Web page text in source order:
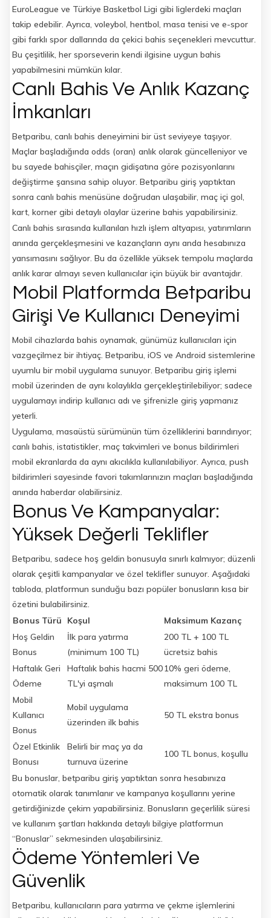
EuroLeague ve Türkiye Basketbol Ligi gibi liglerdeki maçları
takip edebilir. Ayrıca, voleybol, hentbol, masa tenisi ve e-spor
gibi farklı spor dallarında da çekici bahis seçenekleri mevcuttur.
Bu çeşitlilik, her sporseverin kendi ilgisine uygun bahis
yapabilmesini mümkün kılar.
Canlı Bahis Ve Anlık Kazanç
İmkanları
Betparibu, canlı bahis deneyimini bir üst seviyeye taşıyor.
Maçlar başladığında odds (oran) anlık olarak güncelleniyor ve
bu sayede bahisçiler, maçın gidişatına göre pozisyonlarını
değiştirme şansına sahip oluyor. Betparibu giriş yaptıktan
sonra canlı bahis menüsüne doğrudan ulaşabilir, maç içi gol,
kart, korner gibi detaylı olaylar üzerine bahis yapabilirsiniz.
Canlı bahis sırasında kullanılan hızlı işlem altyapısı, yatırımların
anında gerçekleşmesini ve kazançların aynı anda hesabınıza
yansımasını sağlıyor. Bu da özellikle yüksek tempolu maçlarda
anlık karar almayı seven kullanıcılar için büyük bir avantajdır.
Mobil Platformda Betparibu
Girişi Ve Kullanıcı Deneyimi
Mobil cihazlarda bahis oynamak, günümüz kullanıcıları için
vazgeçilmez bir ihtiyaç. Betparibu, iOS ve Android sistemlerine
uyumlu bir mobil uygulama sunuyor. Betparibu giriş işlemi
mobil üzerinden de aynı kolaylıkla gerçekleştirilebiliyor; sadece
uygulamayı indirip kullanıcı adı ve şifrenizle giriş yapmanız
yeterli.
Uygulama, masaüstü sürümünün tüm özelliklerini barındırıyor;
canlı bahis, istatistikler, maç takvimleri ve bonus bildirimleri
mobil ekranlarda da aynı akıcılıkla kullanılabiliyor. Ayrıca, push
bildirimleri sayesinde favori takımlarınızın maçları başladığında
anında haberdar olabilirsiniz.
Bonus Ve Kampanyalar:
Yüksek Değerli Teklifler
Betparibu, sadece hoş geldin bonusuyla sınırlı kalmıyor; düzenli
olarak çeşitli kampanyalar ve özel teklifler sunuyor. Aşağıdaki
tabloda, platformun sunduğu bazı popüler bonusların kısa bir
özetini bulabilirsiniz.
Bonus Türü
Koşul
Maksimum Kazanç
Hoş Geldin
Bonus
İlk para yatırma
(minimum 100 TL)
200 TL + 100 TL
ücretsiz bahis
Haftalık Geri
Ödeme
Haftalık bahis hacmi 500
TL'yi aşmalı
10% geri ödeme,
maksimum 100 TL
Mobil
Kullanıcı
Bonus
Mobil uygulama
üzerinden ilk bahis
50 TL ekstra bonus
Özel Etkinlik
Bonusı
Belirli bir maç ya da
turnuva üzerine
100 TL bonus, koşullu
Bu bonuslar, betparibu giriş yaptıktan sonra hesabınıza
otomatik olarak tanımlanır ve kampanya koşullarını yerine
getirdiğinizde çekim yapabilirsiniz. Bonusların geçerlilik süresi
ve kullanım şartları hakkında detaylı bilgiye platformun
“Bonuslar” sekmesinden ulaşabilirsiniz.
Ödeme Yöntemleri Ve
Güvenlik
Betparibu, kullanıcıların para yatırma ve çekme işlemlerini